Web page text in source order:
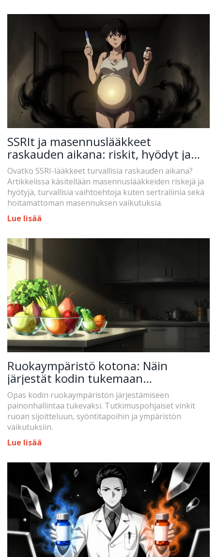
SSRIt ja masennuslääkkeet
raskauden aikana: riskit, hyödyt ja
turvalliset vaihtoehdot
Ovatko SSRI-lääkkeet turvallisia raskauden aikana?
Artikkelissa käsitellään masennuslääkkeiden riskejä ja
hyötyjä, turvallisia vaihtoehtoja kuten sertraliinia sekä
hoitamattoman masennuksen vaikutuksia.
Lue lisää
Ruokaympäristö kotona: Näin
järjestät kodin tukemaan
painonhallintaa
Opas kodin ruokaympäristön järjestämiseen
painonhallintaa tukevaksi. Tutkimuspohjaiset vinkit
ruoan sijoitteluun, syöntitapoihin ja ympäristön
vaikutuksiin.
Lue lisää